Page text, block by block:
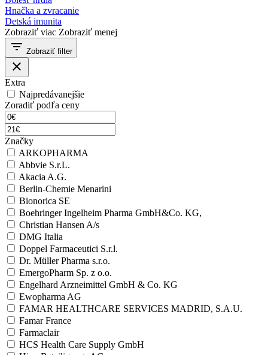
Hnačka a zvracanie
Detská imunita
Zobraziť viac Zobraziť menej
filter_list Zobraziť filter
close
Extra
Najpredávanejšie
Zoradiť podľa ceny
Značky
ARKOPHARMA
Abbvie S.r.L.
Akacia A.G.
Berlin-Chemie Menarini
Bionorica SE
Boehringer Ingelheim Pharma GmbH&Co. KG,
Christian Hansen A/s
DMG Italia
Doppel Farmaceutici S.r.l.
Dr. Müller Pharma s.r.o.
EmergoPharm Sp. z o.o.
Engelhard Arzneimittel GmbH & Co. KG
Ewopharma AG
FAMAR HEALTHCARE SERVICES MADRID, S.A.U.
Famar France
Farmaclair
HCS Health Care Supply GmbH